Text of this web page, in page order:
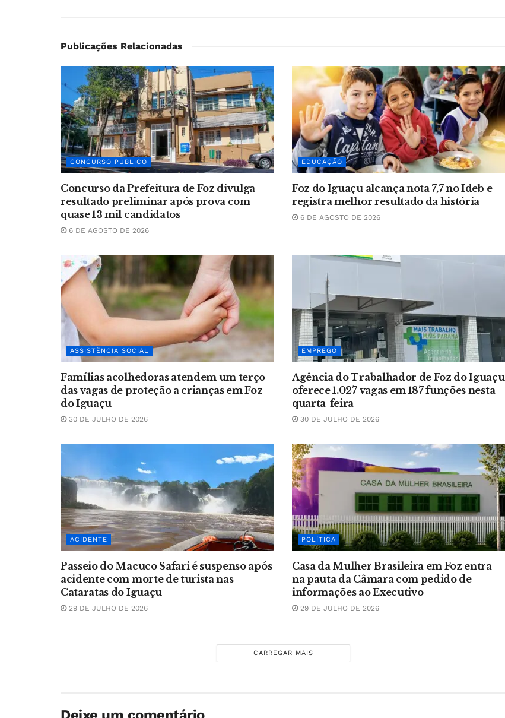
Publicações Relacionadas
CONCURSO PÚBLICO
Concurso da Prefeitura de Foz divulga
resultado preliminar após prova com
quase 13 mil candidatos
6 DE AGOSTO DE 2026
EDUCAÇÃO
Foz do Iguaçu alcança nota 7,7 no Ideb e
registra melhor resultado da história
6 DE AGOSTO DE 2026
ASSISTÊNCIA SOCIAL
Famílias acolhedoras atendem um terço
das vagas de proteção a crianças em Foz
do Iguaçu
30 DE JULHO DE 2026
EMPREGO
Agência do Trabalhador de Foz do Iguaçu
oferece 1.027 vagas em 187 funções nesta
quarta-feira
30 DE JULHO DE 2026
ACIDENTE
Passeio do Macuco Safari é suspenso após
acidente com morte de turista nas
Cataratas do Iguaçu
29 DE JULHO DE 2026
POLÍTICA
Casa da Mulher Brasileira em Foz entra
na pauta da Câmara com pedido de
informações ao Executivo
29 DE JULHO DE 2026
CARREGAR MAIS